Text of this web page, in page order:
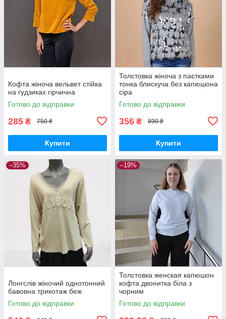
Кофта жіноча вельвет стійка
на гудзиках гірчична
Готово до відправки
285 ₴ 750 ₴
Купити
Толстовка жіноча з паєтками
тонка блискуча без капюшона
сіра
Готово до відправки
356 ₴ 890 ₴
Купити
–35%
Лонгслів жіночий однотонний
бавовна трикотаж беж
Готово до відправки
–19%
Толстовка женская капюшон
кофта двонитка біла з
чорним
Готово до відправки